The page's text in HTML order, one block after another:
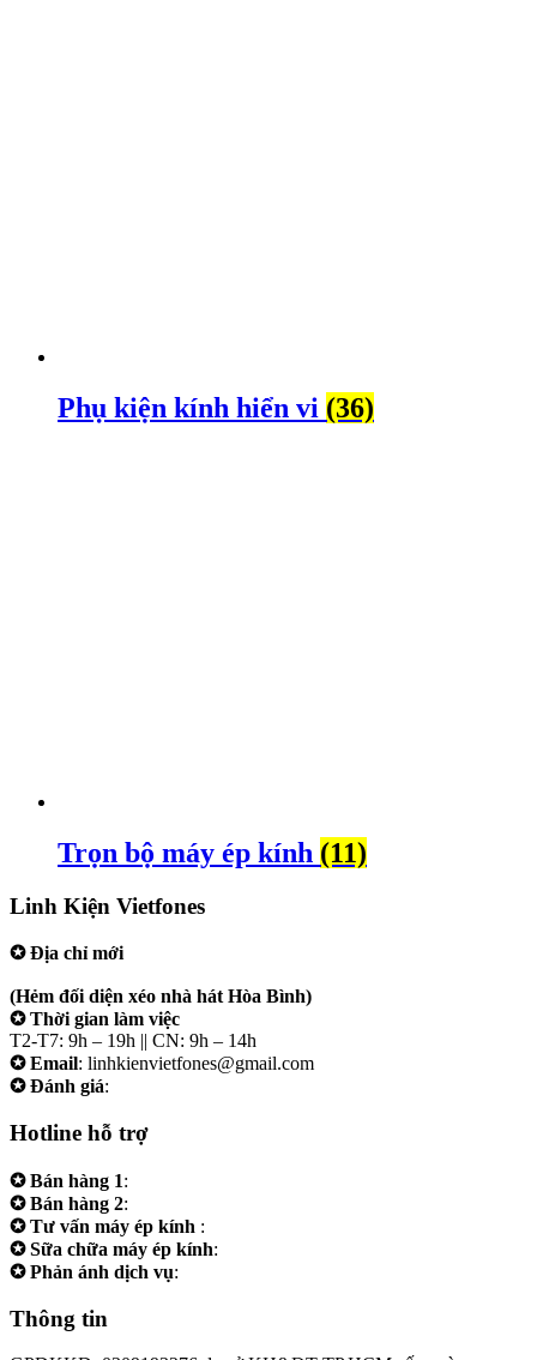
Phụ kiện kính hiển vi (36)
Trọn bộ máy ép kính (11)
Linh Kiện Vietfones
✪ Địa chỉ mới
(Hẻm đối diện xéo nhà hát Hòa Bình)
✪ Thời gian làm việc
T2-T7: 9h – 19h || CN: 9h – 14h
✪ Email: linhkienvietfones@gmail.com
✪ Đánh giá:
Hotline hỗ trợ
✪ Bán hàng 1:
✪ Bán hàng 2:
✪ Tư vấn máy ép kính :
✪ Sữa chữa máy ép kính:
✪ Phản ánh dịch vụ:
Thông tin